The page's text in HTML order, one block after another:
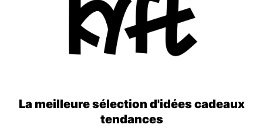
La meilleure sélection d'idées cadeaux
tendances